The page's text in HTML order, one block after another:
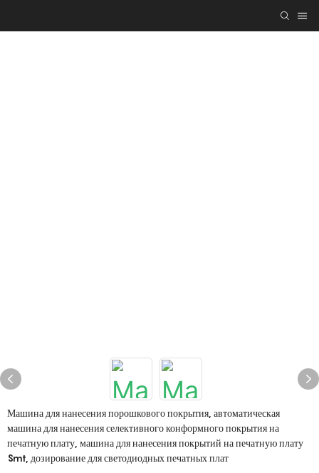
Машина для нанесения порошкового покрытия, автоматическая
машина для нанесения селективного конформного покрытия на
печатную плату, машина для нанесения покрытий на печатную плату
Smt, дозирование для светодиодных печатных плат